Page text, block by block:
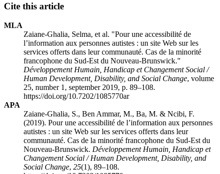
Cite this article
MLA
Zaiane-Ghalia, Selma, et al. "Pour une accessibilité de
l’information aux personnes autistes : un site Web sur les
services offerts dans leur communauté. Cas de la minorité
francophone du Sud-Est du Nouveau-Brunswick."
Développement Humain, Handicap et Changement Social /
Human Development, Disability, and Social Change, volume
25, number 1, september 2019, p. 89–108.
https://doi.org/10.7202/1085770ar
APA
Zaiane-Ghalia, S., Ben Ammar, M., Ba, M. & Ncibi, F.
(2019). Pour une accessibilité de l’information aux personnes
autistes : un site Web sur les services offerts dans leur
communauté. Cas de la minorité francophone du Sud-Est du
Nouveau-Brunswick. Développement Humain, Handicap et
Changement Social / Human Development, Disability, and
Social Change, 25(1), 89–108.